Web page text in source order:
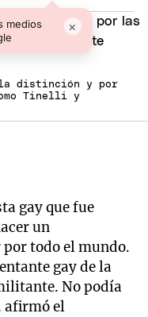
medios
×
la distinción y por
Tinelli y
gay que fue
un
todo el mundo.
gay de la
No podía
afirmó el